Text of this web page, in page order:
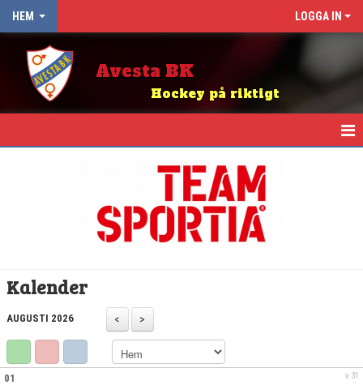
HEM LOGGA IN
Avesta BK
Hockey på riktigt
KIOSK
BILDGALLERI
Kalender
AUGUSTI 2026
v.31
01